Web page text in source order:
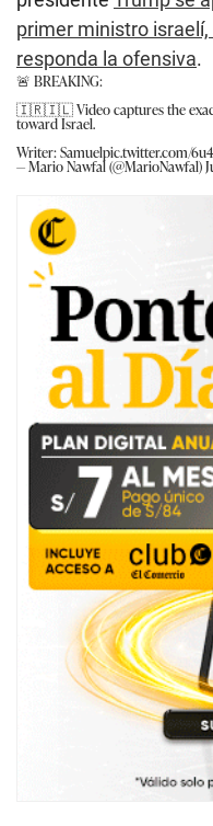
primer ministro
responda la ofensiva.
🚨 BREAKING:
🇮🇷🇮🇱 Video captures the
toward Israel.
Writer: Samuelpic.twitter.com/
— Mario Nawfal (@MarioNawfal)